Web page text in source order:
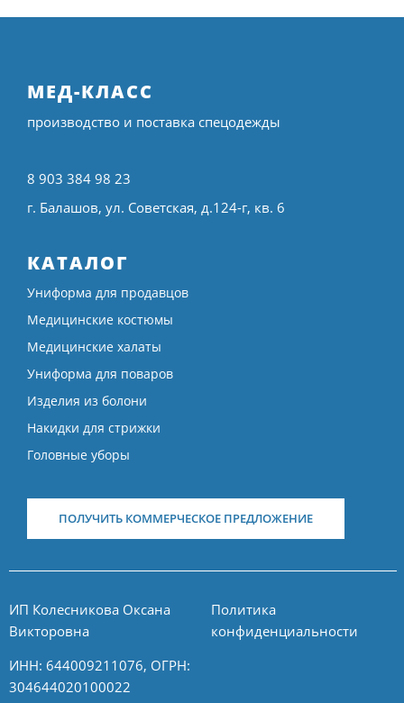
МЕД-КЛАСС
производство и поставка спецодежды
8 903 384 98 23
г. Балашов, ул. Советская, д.124-г, кв. 6
КАТАЛОГ
Униформа для продавцов
Медицинские костюмы
Медицинские халаты
Униформа для поваров
Изделия из болони
Накидки для стрижки
Головные уборы
ПОЛУЧИТЬ КОММЕРЧЕСКОЕ ПРЕДЛОЖЕНИЕ
ИП Колесникова Оксана
Викторовна
ИНН: 644009211076, ОГРН:
304644020100022
Политика
конфиденциальности